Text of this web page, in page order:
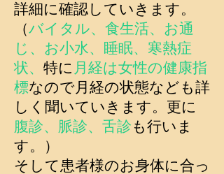
詳細に確認していきます。
（バイタル、食生活、お通
じ、お小水、睡眠、寒熱症
状、 特に 月経は女性の健康指
標なので月経の状態なども詳
しく聞いていきます。更に
腹診、脈診、舌診 も行いま
す。）
そして患者様のお身体に合っ